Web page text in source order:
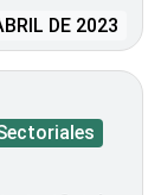
DE 2023